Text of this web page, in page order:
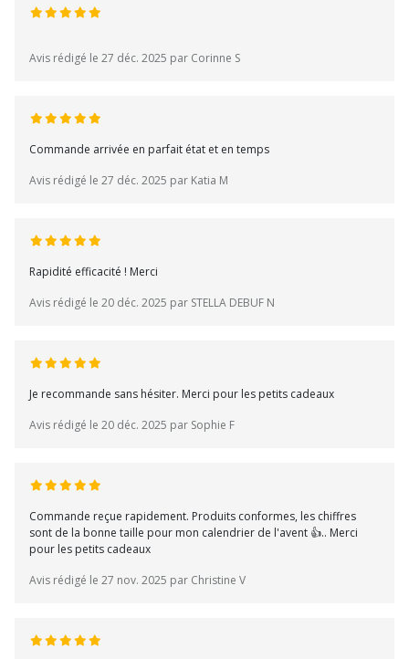
Avis rédigé le 27 déc. 2025 par Corinne S
Commande arrivée en parfait état et en temps
Avis rédigé le 27 déc. 2025 par Katia M
Rapidité efficacité ! Merci
Avis rédigé le 20 déc. 2025 par STELLA DEBUF N
Je recommande sans hésiter. Merci pour les petits cadeaux
Avis rédigé le 20 déc. 2025 par Sophie F
Commande reçue rapidement. Produits conformes, les chiffres
sont de la bonne taille pour mon calendrier de l'avent 👍.. Merci
pour les petits cadeaux
Avis rédigé le 27 nov. 2025 par Christine V